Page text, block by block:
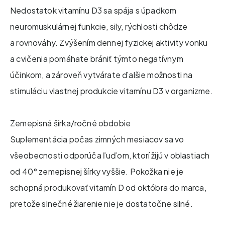
Nedostatok vitamínu D3 sa spája s úpadkom
neuromuskulárnej funkcie, sily, rýchlosti chôdze
a rovnováhy. Zvýšením dennej fyzickej aktivity vonku
a cvičenia pomáhate brániť týmto negatívnym
účinkom, a zároveň vytvárate ďalšie možnosti na
stimuláciu vlastnej produkcie vitamínu D3 v organizme.
Zemepisná šírka/ročné obdobie
Suplementácia počas zimných mesiacov sa vo
všeobecnosti odporúča ľuďom, ktorí žijú v oblastiach
od 40° zemepisnej šírky vyššie. Pokožka nie je
schopná produkovať vitamín D od októbra do marca,
pretože slnečné žiarenie nie je dostatočne silné.